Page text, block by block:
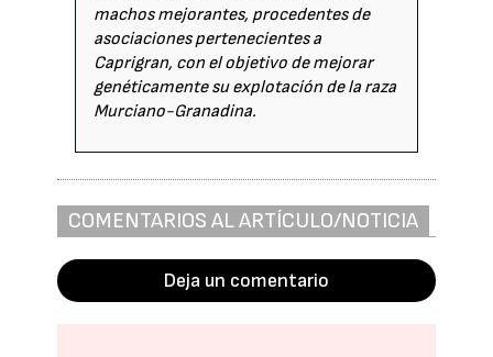
machos mejorantes, procedentes de
asociaciones pertenecientes a
Caprigran, con el objetivo de mejorar
genéticamente su explotación de la raza
Murciano-Granadina.
COMENTARIOS AL ARTÍCULO/NOTICIA
Deja un comentario